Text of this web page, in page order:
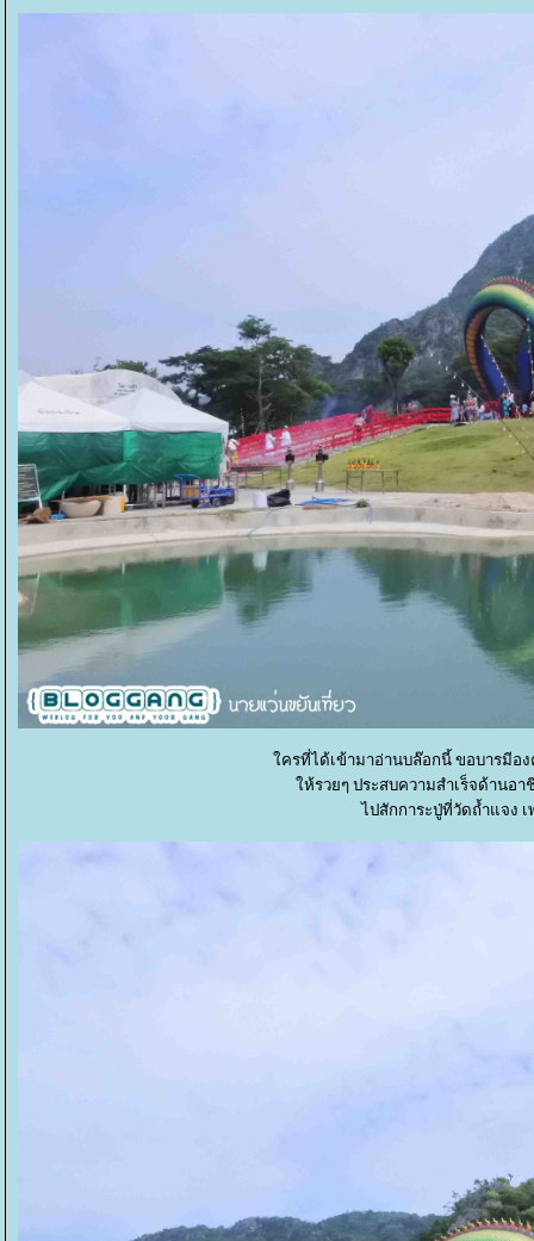
ครที่ได้เข้ามาอ่านบล๊อกนี้ ขอบารมีอ
ห้รวยๆ ประสบความสำเร็จด้านอ
ไปสักการะปู่ที่วัดถ้ำแจง